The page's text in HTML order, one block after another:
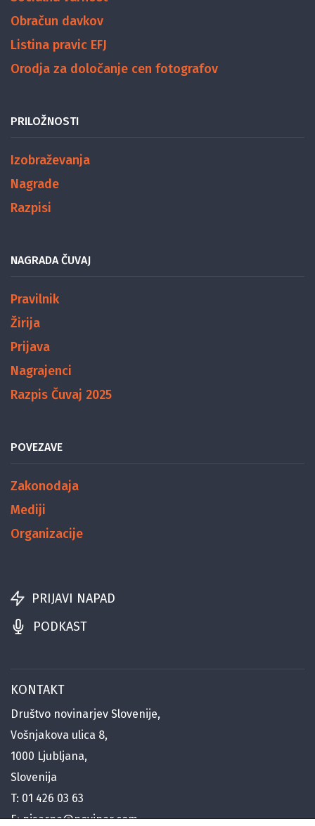
Obračun davkov
Listina pravic EFJ
Orodja za določanje cen fotografov
PRILOŽNOSTI
Izobraževanja
Nagrade
Razpisi
NAGRADA ČUVAJ
Pravilnik
Žirija
Prijava
Nagrajenci
Razpis Čuvaj 2025
POVEZAVE
Zakonodaja
Mediji
Organizacije
PRIJAVI NAPAD
PODKAST
KONTAKT
Društvo novinarjev Slovenije,
Vošnjakova ulica 8,
1000 Ljubljana,
Slovenija
T: 01 426 03 63
E:pisarna@novinar.com